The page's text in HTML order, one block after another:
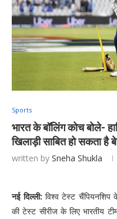
Sports
भारत के बॉलिंग कोच बोले-
खिलाड़ी साबित हो सकता है
written by Sneha Shukla
नई दिल्ली: विश्व टेस्ट
की टेस्ट सीरीज के लिए भारतीय